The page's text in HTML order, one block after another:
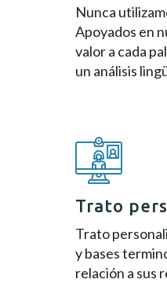
Nunca
Apoyados en
valor a cada
un análisis
Trato
Trato
y bases
relación a sus